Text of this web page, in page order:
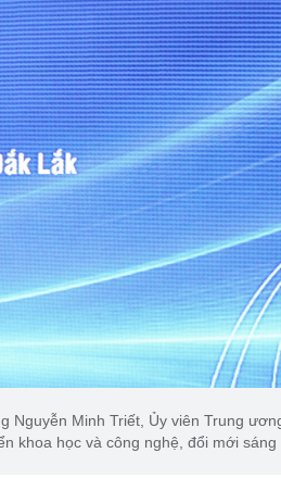
Nguyễn Minh Triết, Ủy viên Trung
khoa học và công nghệ, đổi mới